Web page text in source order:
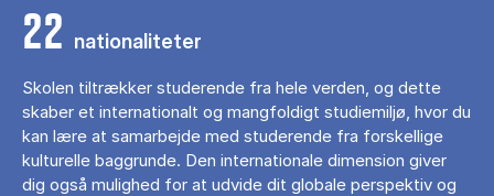
22 nationaliteter
Skolen tiltrækker studerende fra hele verden, og dette
skaber et internationalt og mangfoldigt studiemiljø, hvor du
kan lære at samarbejde med studerende fra forskellige
kulturelle baggrunde. Den internationale dimension giver
dig også mulighed for at udvide dit globale perspektiv og